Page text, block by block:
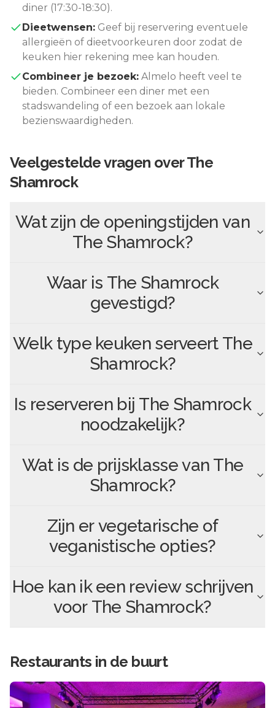
diner (17:30-18:30).
Dieetwensen: Geef bij reservering eventuele
allergieën of dieetvoorkeuren door zodat de
keuken hier rekening mee kan houden.
Combineer je bezoek: Almelo heeft veel te
bieden. Combineer een diner met een
stadswandeling of een bezoek aan lokale
bezienswaardigheden.
Veelgestelde vragen overThe
Shamrock
Wat zijn de openingstijden van
The Shamrock?
Waar is The Shamrock
gevestigd?
Welk type keuken serveert The
Shamrock?
Is reserveren bij The Shamrock
noodzakelijk?
Wat is de prijsklasse van The
Shamrock?
Zijn er vegetarische of
veganistische opties?
Hoe kan ik een review schrijven
voor The Shamrock?
Restaurants in de buurt